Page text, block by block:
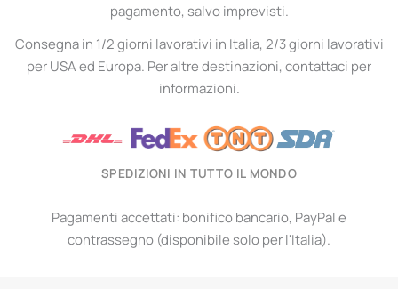
pagamento, salvo imprevisti.
Consegna in 1/2 giorni lavorativi in Italia, 2/3 giorni lavorativi
per USA ed Europa. Per altre destinazioni, contattaci per
informazioni.
SPEDIZIONI IN TUTTO IL MONDO
Pagamenti accettati: bonifico bancario, PayPal e
contrassegno (disponibile solo per l'Italia).